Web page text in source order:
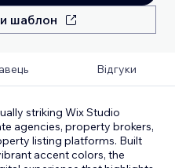
шаблон
Відгуки
striking Wix Studio
agencies, property brokers,
listing platforms. Built
accent colors, the